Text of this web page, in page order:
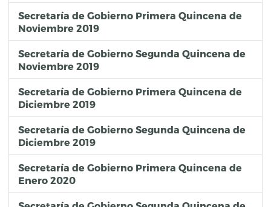
Secretaría de Gobierno Primera Quincena de
Noviembre 2019
Secretaría de Gobierno Segunda Quincena de
Noviembre 2019
Secretaría de Gobierno Primera Quincena de
Diciembre 2019
Secretaría de Gobierno Segunda Quincena de
Diciembre 2019
Secretaría de Gobierno Primera Quincena de
Enero 2020